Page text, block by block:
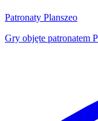
Patronaty Planszeo
Gry objęte patronatem